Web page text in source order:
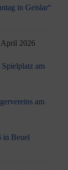
in Geislar“
April 2026
am
am
in Beuel